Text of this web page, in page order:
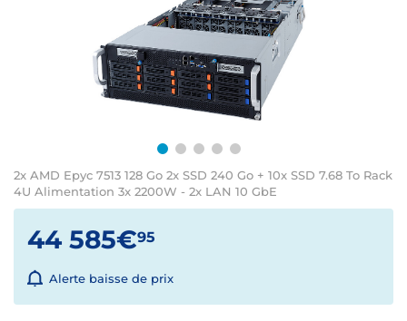
2x AMD Epyc 7513 128 Go 2x SSD 240 Go + 10x SSD 7.68 To Rack
4U Alimentation 3x 2200W - 2x LAN 10 GbE
44 585€95
Alerte baisse de prix